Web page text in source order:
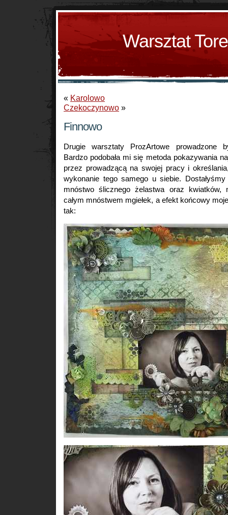
Warsztat
« Karolowo
Czekoczynowo »
Finnowo
Drugie warsztaty ProzArtowe prowadzone
Bardzo podobała mi się metoda pokazywania
przez prowadzącą na swojej pracy i
wykonanie tego samego u siebie.
mnóstwo ślicznego żelastwa oraz kwiatków,
całym mnóstwem mgiełek, a efekt końcowy
tak: